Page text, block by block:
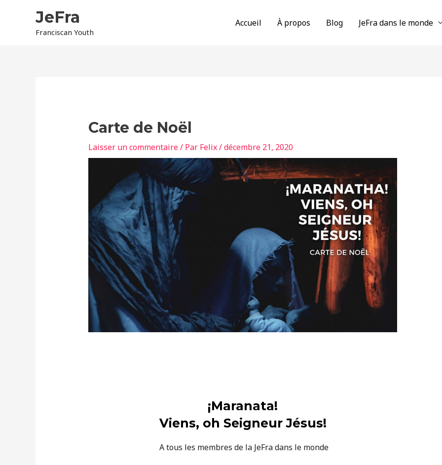
JeFra
Franciscan Youth
Accueil À propos Blog JeFra dans le monde
Carte de Noël
Laisser un commentaire/ Par Felix/décembre 21, 2020
¡Maranata!
Viens, oh Seigneur Jésus!
A tous les membres de la JeFra dans le monde